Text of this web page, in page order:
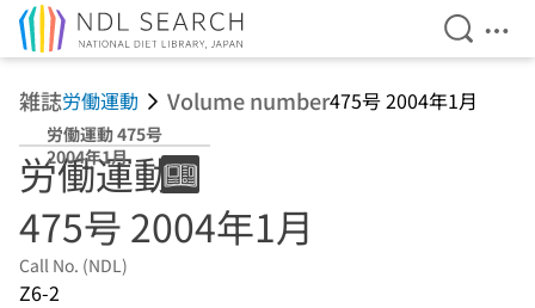
Open
雑誌労働運動 Volume number475号 2004年1月
労働運動 475号
2004年1月
労働運動
475号 2004年1月
Call No. (NDL)
Z6-2